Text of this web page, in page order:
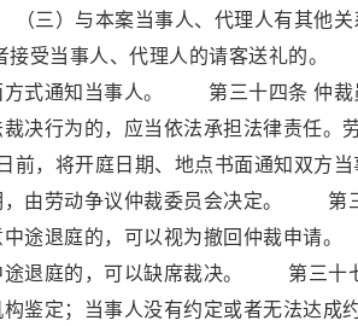
与本案当事人、代理人有其他关
受当事人、代理人的请客送礼的。
方式通知当事人。 第三十四条 仲裁
决行为的，应当依法承担法律责任。
将开庭日期、地点书面通知双方当
，由劳动争议仲裁委员会决定。 第
中途退庭的，可以视为撤回仲裁申
途退庭的，可以缺席裁决。 第三十
鉴定；当事人没有约定或者无法达成